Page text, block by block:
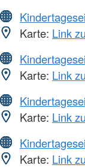
Karte: Link
Karte: Link
Karte: Link
Karte: Link